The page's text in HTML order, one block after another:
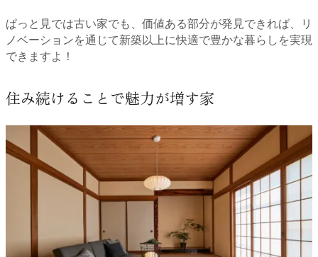
ぱっと見では古い家でも、価値ある部分が発見できれば、リ
ノベーションを通じて新築以上に快適で豊かな暮らしを実現
できますよ！
住み続けることで魅力が増す家